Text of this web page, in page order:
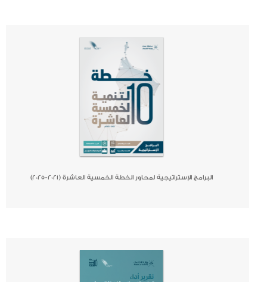
البرامج الإستراتيجية لمحاور الخطة الخمسية العاشرة (2021-2025)
كتاب جريدة صحيفة